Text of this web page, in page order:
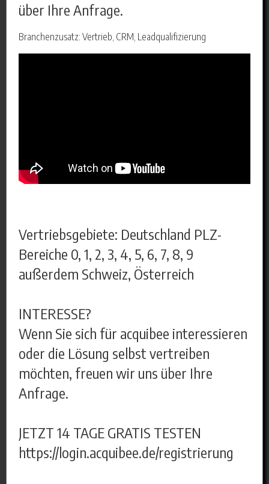
über Ihre Anfrage.
Branchenzusatz: Vertrieb, CRM, Leadqualifizierung
Vertriebsgebiete: Deutschland PLZ-
Bereiche 0, 1, 2, 3, 4, 5, 6, 7, 8, 9
außerdem Schweiz, Österreich
INTERESSE?
Wenn Sie sich für acquibee interessieren
oder die Lösung selbst vertreiben
möchten, freuen wir uns über Ihre
Anfrage.
JETZT 14 TAGE GRATIS TESTEN
https://login.acquibee.de/registrierung